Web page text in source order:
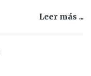
Leer más ...